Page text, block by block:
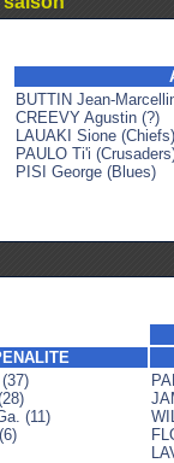
BUTTIN Jean-
CREEVY Agustin (?)
LAUAKI Sione (Chiefs)
PAULO Ti'i
PISI George (Blues)
(11)